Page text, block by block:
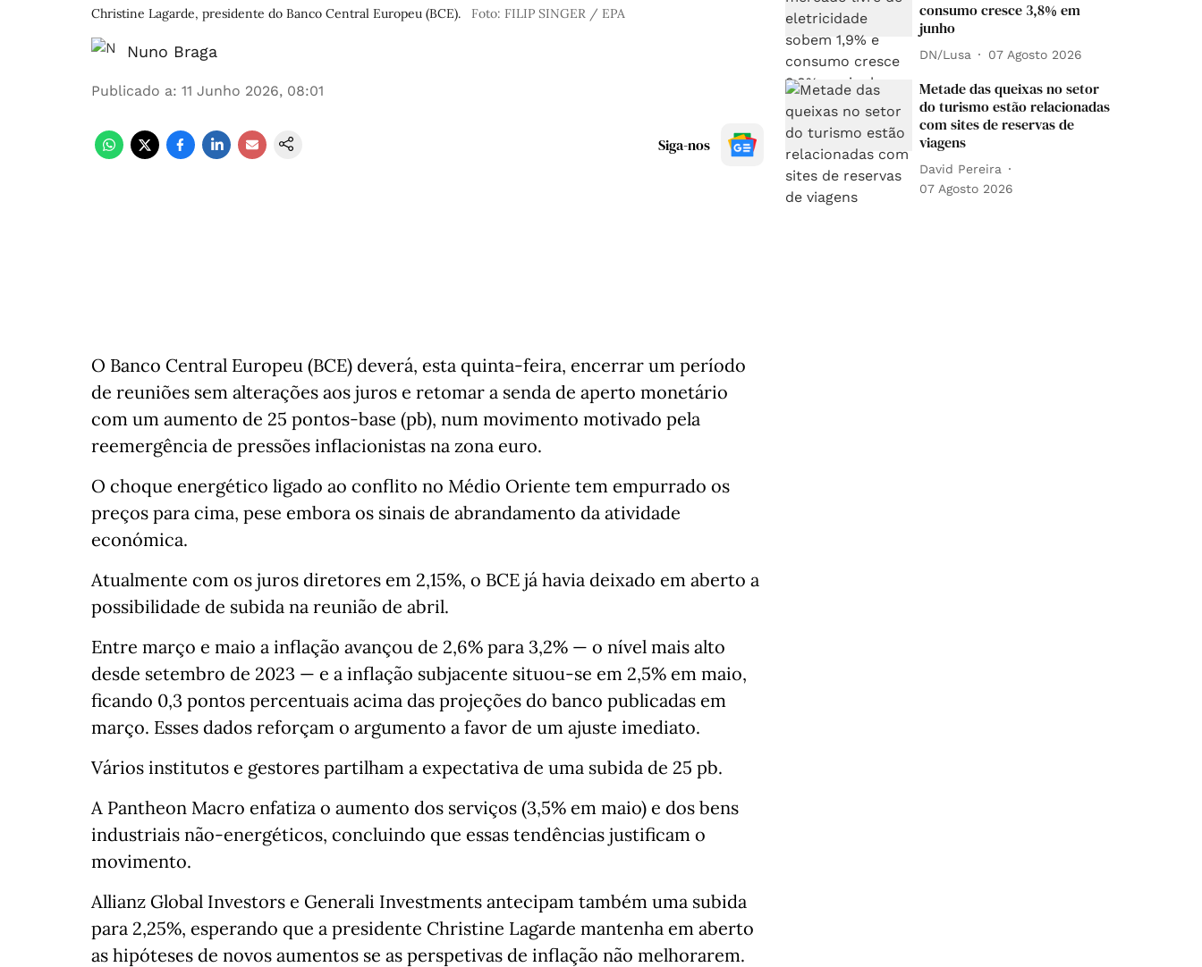
Christine Lagarde, presidente do Banco Central Europeu (BCE). Foto: FILIP SINGER / EPA
Nuno Braga
Publicado a: 11 Junho 2026, 08:01
Siga-nos
O Banco Central Europeu (BCE) deverá, esta quinta‑feira, encerrar um período
de reuniões sem alterações aos juros e retomar a senda de aperto monetário
com um aumento de 25 pontos‑base (pb), num movimento motivado pela
reemergência de pressões inflacionistas na zona euro.
O choque energético ligado ao conflito no Médio Oriente tem empurrado os
preços para cima, pese embora os sinais de abrandamento da atividade
económica.
Atualmente com os juros diretores em 2,15%, o BCE já havia deixado em aberto a
possibilidade de subida na reunião de abril.
Entre março e maio a inflação avançou de 2,6% para 3,2% — o nível mais alto
desde setembro de 2023 — e a inflação subjacente situou‑se em 2,5% em maio,
ficando 0,3 pontos percentuais acima das projeções do banco publicadas em
março. Esses dados reforçam o argumento a favor de um ajuste imediato.
Vários institutos e gestores partilham a expectativa de uma subida de 25 pb.
A Pantheon Macro enfatiza o aumento dos serviços (3,5% em maio) e dos bens
industriais não‑energéticos, concluindo que essas tendências justificam o
movimento.
Allianz Global Investors e Generali Investments antecipam também uma subida
para 2,25%, esperando que a presidente Christine Lagarde mantenha em aberto
as hipóteses de novos aumentos se as perspetivas de inflação não melhorarem.
consumo cresce 3,8% em
junho
DN/Lusa 07 Agosto 2026
Metade das queixas no setor
do turismo estão relacionadas
com sites de reservas de
viagens
David Pereira
07 Agosto 2026